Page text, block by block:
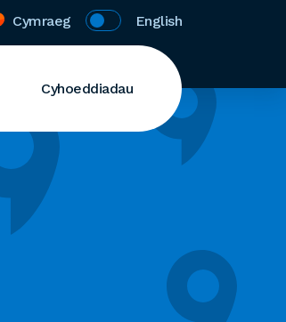
Cymraeg English
Cyhoeddiadau